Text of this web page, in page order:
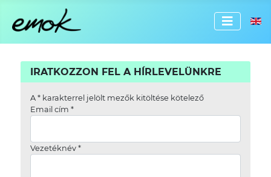
IRATKOZZON FEL A HÍRLEVELÜNKRE
A *karakterrel jelölt mezők kitöltése kötelező
Email cím *
Vezetéknév *